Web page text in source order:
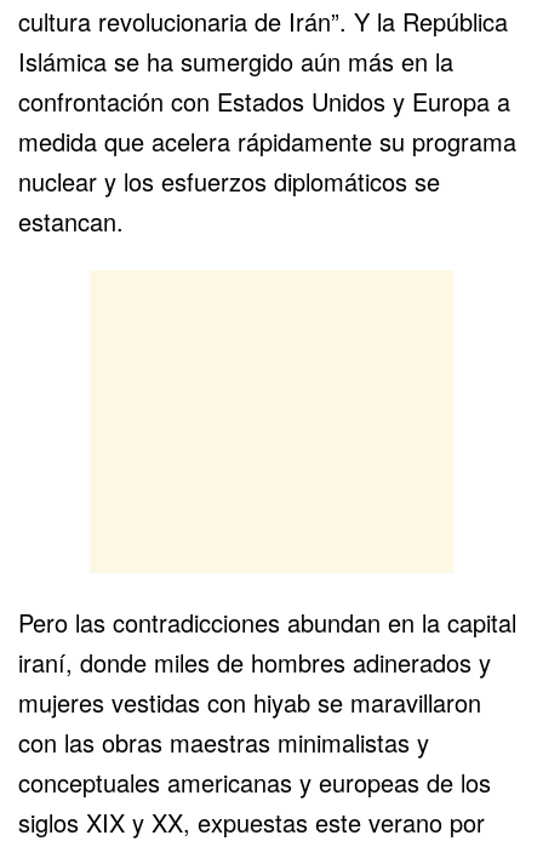
cultura revolucionaria de Irán”. Y la República
Islámica se ha sumergido aún más en la
confrontación con Estados Unidos y Europa a
medida que acelera rápidamente su programa
nuclear y los esfuerzos diplomáticos se
estancan.
Pero las contradicciones abundan en la capital
iraní, donde miles de hombres adinerados y
mujeres vestidas con hiyab se maravillaron
con las obras maestras minimalistas y
conceptuales americanas y europeas de los
siglos XIX y XX, expuestas este verano por